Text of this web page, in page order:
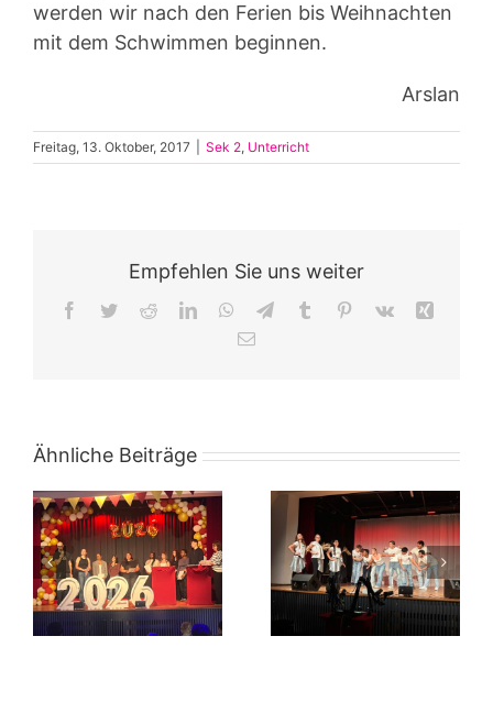
werden wir nach den Ferien bis Weihnachten
mit dem Schwimmen beginnen.
Arslan
Freitag, 13. Oktober, 2017 Sek 2, Unterricht
Empfehlen Sie uns weiter
Facebook
TwitterRedditLinkedInWhatsApp
TelegramTumblr Pinterest
Vk
E-
Ähnliche Beiträge